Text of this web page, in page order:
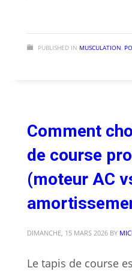
PUBLISHED IN MUSCULATION,
Comment
de course
(moteur AC
DIMANCHE, 15 MARS 2026 BY
Le tapis de course